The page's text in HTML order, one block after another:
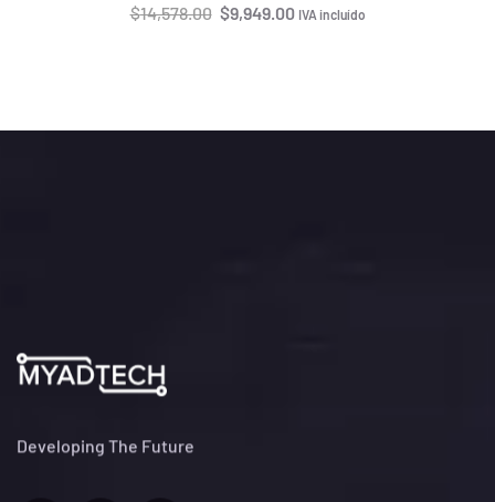
$14,578.00 $9,949.00 IVA incluído
Developing The Future